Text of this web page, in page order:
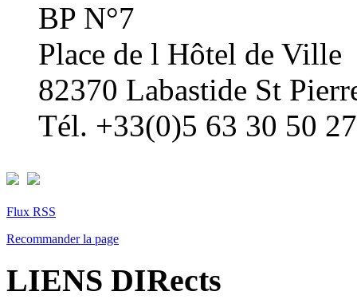
BP N°7
Place de l Hôtel de Ville
82370 Labastide St
Tél. +33(0)5 63 30 50 27
Flux RSS
Recommander la page
LIENS DIRects